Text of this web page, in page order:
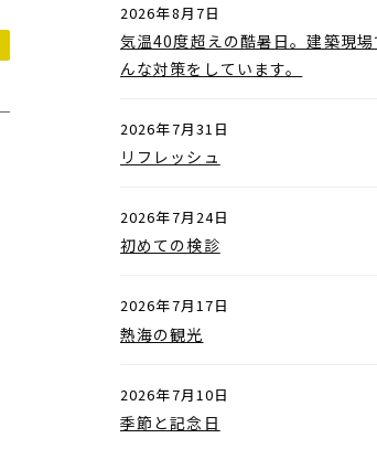
2026年8月7日
気温40度超えの酷暑日。建築現場
んな対策をしています。
2026年7月31日
リフレッシュ
2026年7月24日
初めての検診
2026年7月17日
熱海の観光
2026年7月10日
季節と記念日